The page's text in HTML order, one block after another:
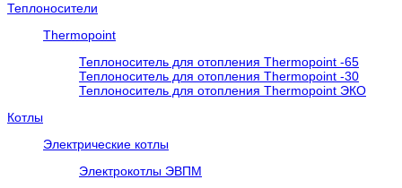
Теплоносители
Thermopoint
Теплоноситель для отопления Thermopoint -65
Теплоноситель для отопления Thermopoint -30
Теплоноситель для отопления Thermopoint ЭКО
Котлы
Электрические котлы
Электрокотлы ЭВПМ